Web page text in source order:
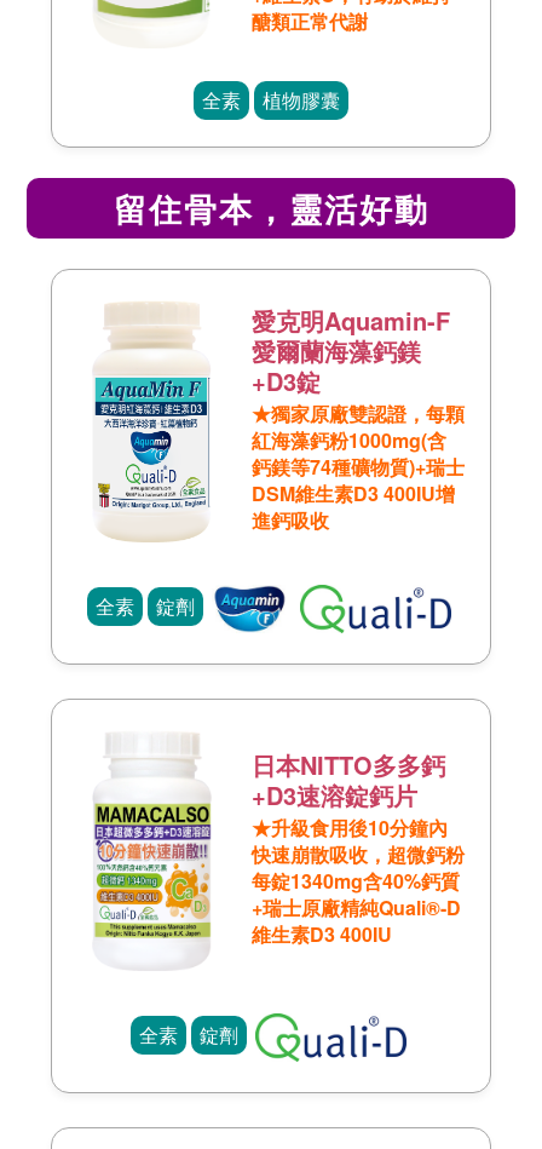
醣類正常代謝
全素 植物膠囊
留住骨本，靈活好動
愛克明Aquamin-F
愛爾蘭海藻鈣鎂
+D3錠
★獨家原廠雙認證，每顆
紅海藻鈣粉1000mg(含
鈣鎂等74種礦物質)+瑞士
DSM維生素D3 400IU增
進鈣吸收
全素 錠劑
日本NITTO多多鈣
+D3速溶錠鈣片
★升級食用後10分鐘內
快速崩散吸收，超微鈣粉
每錠1340mg含40%鈣質
+瑞士原廠精純Quali®-D
維生素D3 400IU
全素 錠劑